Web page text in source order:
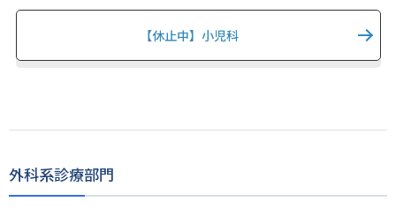
【休止中】小児科
外科系診療部門